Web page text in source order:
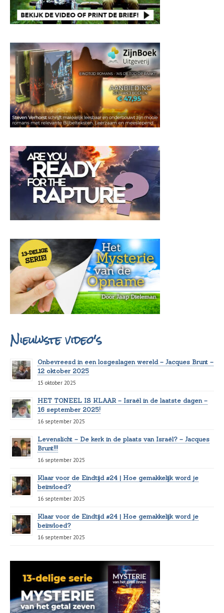
Nieuwste video's
Onbevreesd in een losgeslagen wereld – Jacques Brunt –
12 oktober 2025
15 oktober 2025
HET TONEEL IS KLAAR – Israël in de laatste dagen –
16 september 2025!
16 september 2025
Levenslicht – De kerk in de plaats van Israël? – Jacques
Brunt!!!
16 september 2025
Klaar voor de Eindtijd #24 | Hoe gemakkelijk word je
beïnvloed?
16 september 2025
Klaar voor de Eindtijd #24 | Hoe gemakkelijk word je
beïnvloed?
16 september 2025